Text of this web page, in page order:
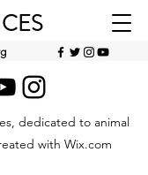
dedicated to animal
with Wix.com